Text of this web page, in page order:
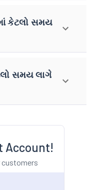
કેટલો સમય
સમય લાગે
Account!
customers